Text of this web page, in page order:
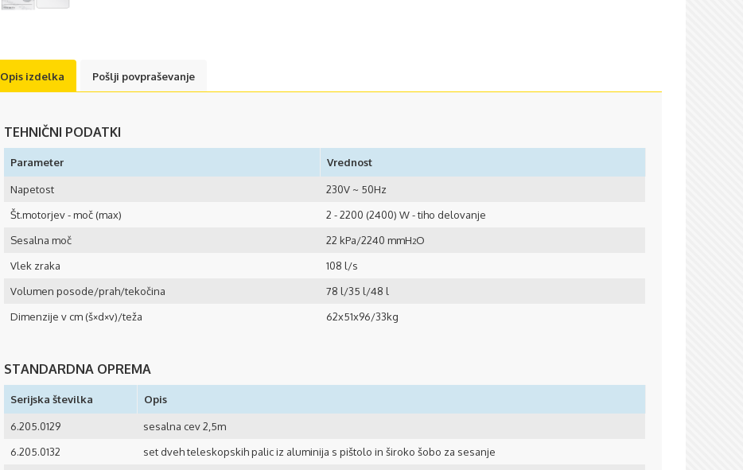
Opis izdelka Pošlji povpraševanje
TEHNIČNI PODATKI
Parameter Vrednost
Napetost
230V ~ 50Hz
Št.motorjev - moč (max)
2 - 2200 (2400) W - tiho delovanje
Sesalna moč
22 kPa/2240 mmH2O
Vlek zraka
108 l/s
Volumen posode/prah/tekočina
78 l/35 l/48 l
Dimenzije v cm (š×d×v)/teža
62x51x96/33kg
STANDARDNA OPREMA
Serijska številka Opis
6.205.0129
sesalna cev 2,5m
6.205.0132
set dveh teleskopskih palic iz aluminija s pištolo in široko šobo za sesanje